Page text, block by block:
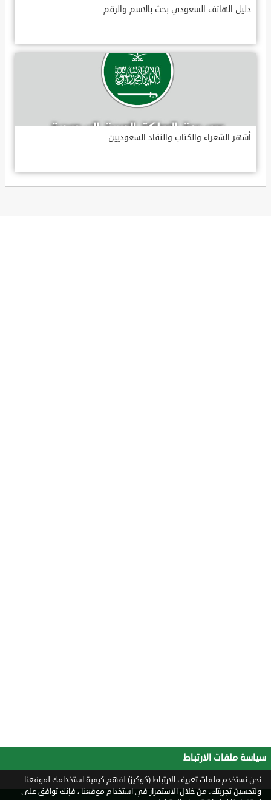
دليل الهاتف السعودي بحث بالاسم والرقم
أشهر الشعراء والكتاب والنقاد السعوديين
سياسة ملفات الارتباط
نحن نستخدم ملفات تعريف الارتباط (كوكيز) لفهم كيفية استخدامك لموقعنا
ولتحسين تجربتك. من خلال الاستمرار في استخدام موقعنا ، فإنك توافق على